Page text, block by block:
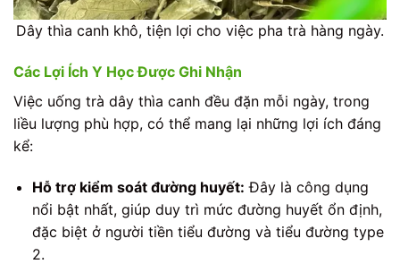
Dây thìa canh khô, tiện lợi cho việc pha trà hàng ngày.
Các Lợi Ích Y Học Được Ghi Nhận
Việc uống trà dây thìa canh đều đặn mỗi ngày, trong
liều lượng phù hợp, có thể mang lại những lợi ích đáng
kể:
Hỗ trợ kiểm soát đường huyết: Đây là công dụng
nổi bật nhất, giúp duy trì mức đường huyết ổn định,
đặc biệt ở người tiền tiểu đường và tiểu đường type
2.